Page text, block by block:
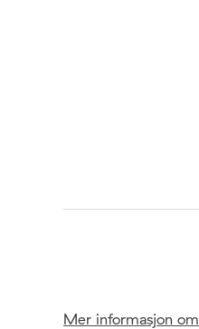
Mer informasjon